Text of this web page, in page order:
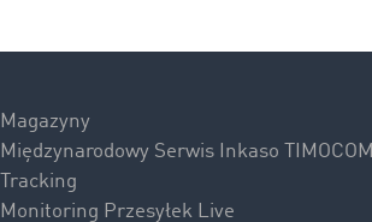
Magazyny
Międzynarodowy Serwis Inkaso TIMOCOM
Tracking
Monitoring Przesyłek Live